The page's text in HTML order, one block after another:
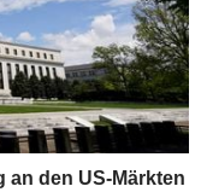
an den US-Märkten